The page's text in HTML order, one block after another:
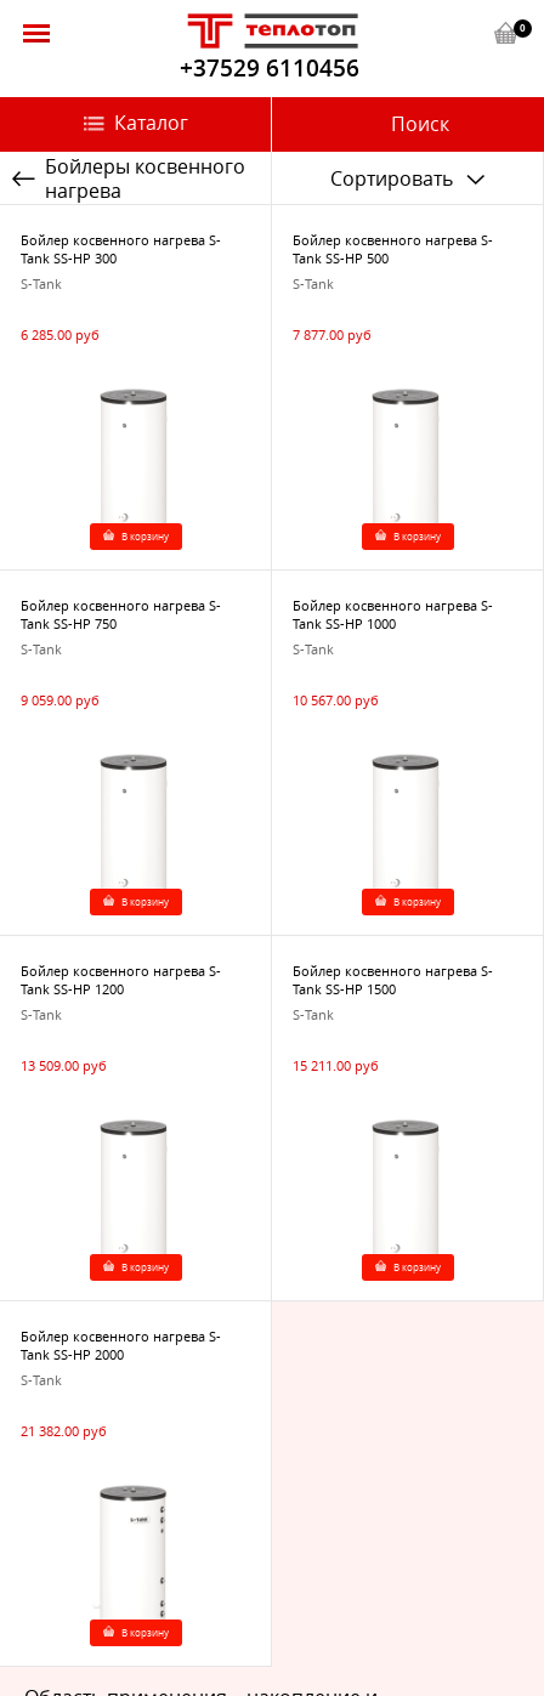
+37529 6110456
Поиск
0
Каталог
Бойлеры косвенного
нагрева
Сортировать
Бойлер косвенного нагрева S-
Tank SS-HP 300
S-Tank
6 285.00 руб
В корзину
Бойлер косвенного нагрева S-
Tank SS-HP 500
S-Tank
7 877.00 руб
В корзину
Бойлер косвенного нагрева S-
Tank SS-HP 750
S-Tank
9 059.00 руб
В корзину
Бойлер косвенного нагрева S-
Tank SS-HP 1000
S-Tank
10 567.00 руб
В корзину
Бойлер косвенного нагрева S-
Tank SS-HP 1200
S-Tank
13 509.00 руб
В корзину
Бойлер косвенного нагрева S-
Tank SS-HP 1500
S-Tank
15 211.00 руб
В корзину
Бойлер косвенного нагрева S-
Tank SS-HP 2000
S-Tank
21 382.00 руб
В корзину